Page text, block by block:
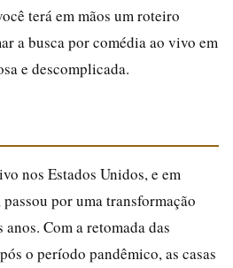
terá em mãos um roteiro
a busca por comédia ao vivo em
e descomplicada.
nos Estados Unidos, e em
por uma transformação
Com a retomada das
o período pandêmico, as casas